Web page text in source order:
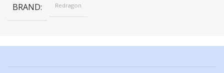
BRAND Redragon